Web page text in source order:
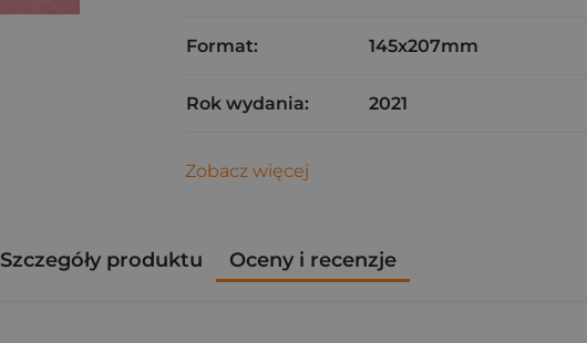
Format: 145x207mm
Rok wydania: 2021
Zobacz więcej
Szczegóły produktu Oceny i recenzje